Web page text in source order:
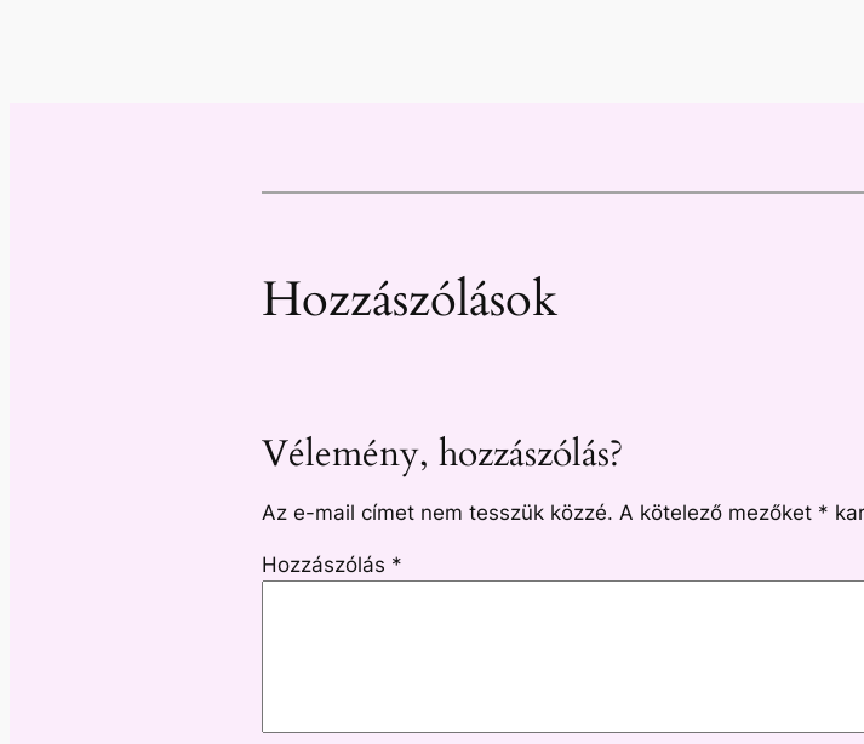
Hozzászólások
Vélemény, hozzászólás?
Az e-mail címet nem tesszük közzé. A kötelező mezőket *
Hozzászólás *